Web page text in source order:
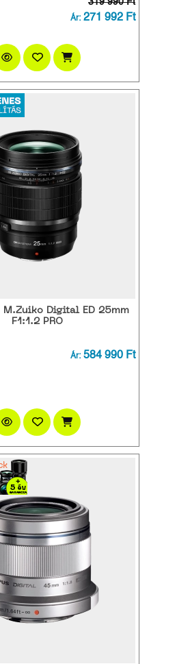
Ár: 271 992 Ft
M.Zuiko Digital ED 25mm
F1:1.2 PRO
Ár: 584 990 Ft